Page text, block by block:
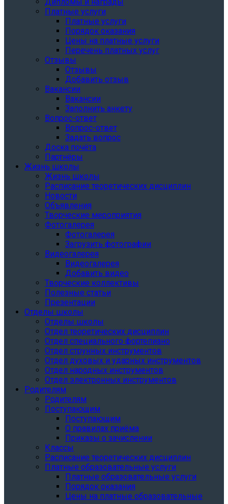
Платные услуги
Платные услуги
Порядок оказания
Цены на платные услуги
Перечень платных услуг
Отзывы
Отзывы
Добавить отзыв
Вакансии
Вакансии
Заполнить анкету
Вопрос-ответ
Вопрос-ответ
Задать вопрос
Доска почёта
Партнёры
Жизнь школы
Жизнь школы
Расписание теоретических дисциплин
Новости
Объявления
Творческие мероприятия
Фотогалерея
Фотогалерея
Загрузить фотографии
Видеогалерея
Видеогалерея
Добавить видео
Творческие коллективы
Полезные статьи
Презентации
Отделы школы
Отделы школы
Отдел теоретических дисциплин
Отдел специального фортепиано
Отдел струнных инструментов
Отдел духовых и ударных инструментов
Отдел народных инструментов
Отдел электронных инструментов
Родителям
Родителям
Поступающим
Поступающим
О правилах приёма
Приказы о зачислении
Классы
Расписание теоретических дисциплин
Платные образовательные услуги
Платные образовательные услуги
Порядок оказания
Цены на платные образовательные